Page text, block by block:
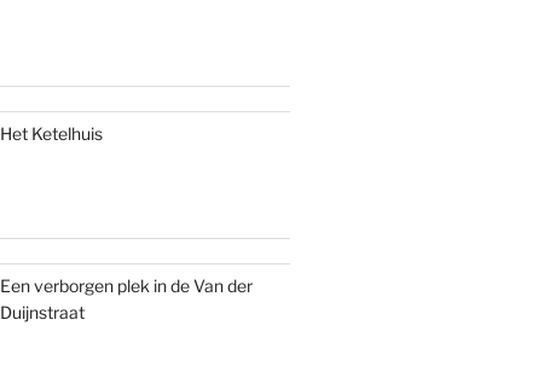
Het Ketelhuis
Een verborgen plek in de Van der
Duijnstraat